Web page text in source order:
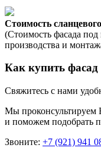
Стоимость
(Стоимость фасада
производства и
Как купить фасад
Свяжитесь с нами
Мы проконсультируем
и поможем подобрать
Звоните: +7 (921) 941